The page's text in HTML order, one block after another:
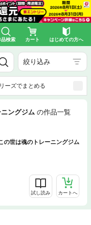
品検索 カート はじめての方へ
絞り込み
ーズでまとめる
ングジム の作品一覧
世は魂のトレーニングジム
試し読み カートへ